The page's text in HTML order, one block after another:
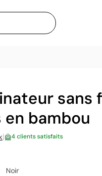
sans
bambou
| 4 clients satisfaits
Noir